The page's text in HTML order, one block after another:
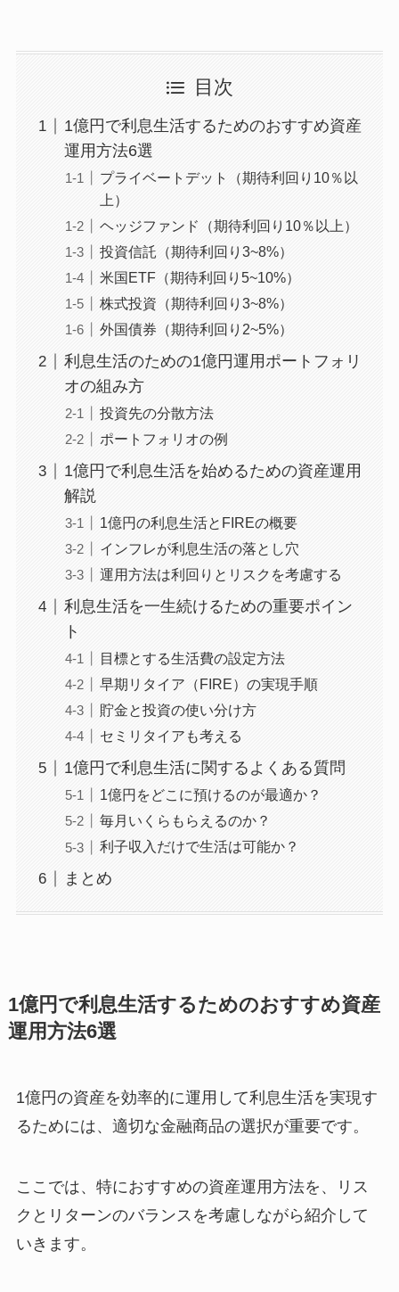
目次
1億円で利息生活するためのおすすめ資産
運用方法6選
プライベートデット（期待利回り10％以
上）
ヘッジファンド（期待利回り10％以上）
投資信託（期待利回り3~8%）
米国ETF（期待利回り5~10%）
株式投資（期待利回り3~8%）
外国債券（期待利回り2~5%）
利息生活のための1億円運用ポートフォリ
オの組み方
投資先の分散方法
ポートフォリオの例
1億円で利息生活を始めるための資産運用
解説
1億円の利息生活とFIREの概要
インフレが利息生活の落とし穴
運用方法は利回りとリスクを考慮する
利息生活を一生続けるための重要ポイン
ト
目標とする生活費の設定方法
早期リタイア（FIRE）の実現手順
貯金と投資の使い分け方
セミリタイアも考える
1億円で利息生活に関するよくある質問
1億円をどこに預けるのが最適か？
毎月いくらもらえるのか？
利子収入だけで生活は可能か？
まとめ
1億円で利息生活するためのおすすめ資産
運用方法6選
1億円の資産を効率的に運用して利息生活を実現す
るためには、適切な金融商品の選択が重要です。
ここでは、特におすすめの資産運用方法を、リス
クとリターンのバランスを考慮しながら紹介して
いきます。